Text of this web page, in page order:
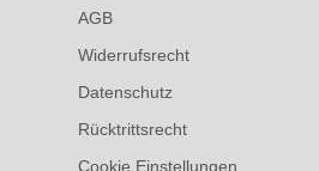
AGB
Widerrufsrecht
Datenschutz
Rücktrittsrecht
Cookie Einstellungen